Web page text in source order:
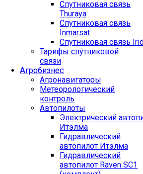
Спутниковая связь
Thuraya
Спутниковая связь
Inmarsat
Спутниковая связь
Тарифы спутниковой
связи
Агробизнес
Агронавигаторы
Метеорологический
контроль
Автопилоты
Электрический
Итэлма
Гидравлический
автопилот Итэлма
Гидравлический
автопилот Raven SC1